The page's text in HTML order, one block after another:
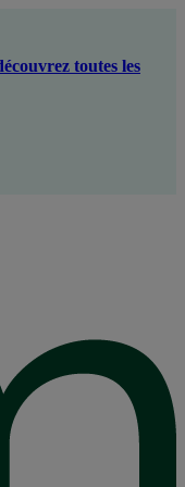
toutes les